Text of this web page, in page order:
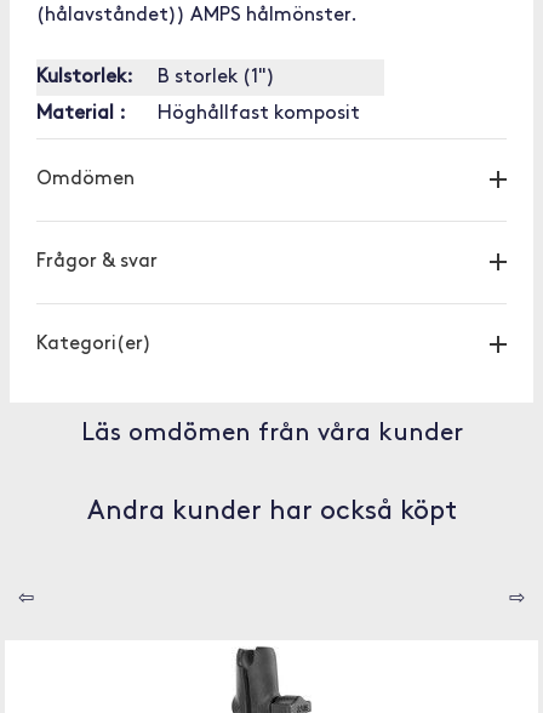
(hålavståndet)) AMPS hålmönster.
Kulstorlek:
B storlek (1")
Material :
Höghållfast komposit
Omdömen
Frågor & svar
Kategori(er)
Läs omdömen från våra kunder
Andra kunder har också köpt
⇦ ⇨